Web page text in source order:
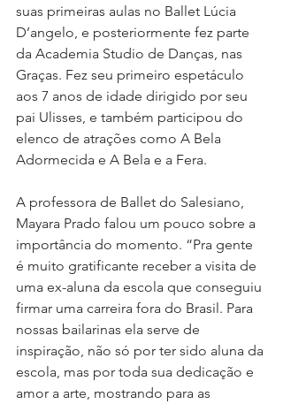
suas primeiras aulas no Ballet Lúcia
D’angelo, e posteriormente fez parte
da Academia Studio de Danças, nas
Graças. Fez seu primeiro espetáculo
aos 7 anos de idade dirigido por seu
pai Ulisses, e também participou do
elenco de atrações como A Bela
Adormecida e A Bela e a Fera.
A professora de Ballet do Salesiano,
Mayara Prado falou um pouco sobre a
importância do momento. “Pra gente
é muito gratificante receber a visita de
uma ex-aluna da escola que conseguiu
firmar uma carreira fora do Brasil. Para
nossas bailarinas ela serve de
inspiração, não só por ter sido aluna da
escola, mas por toda sua dedicação e
amor a arte, mostrando para as